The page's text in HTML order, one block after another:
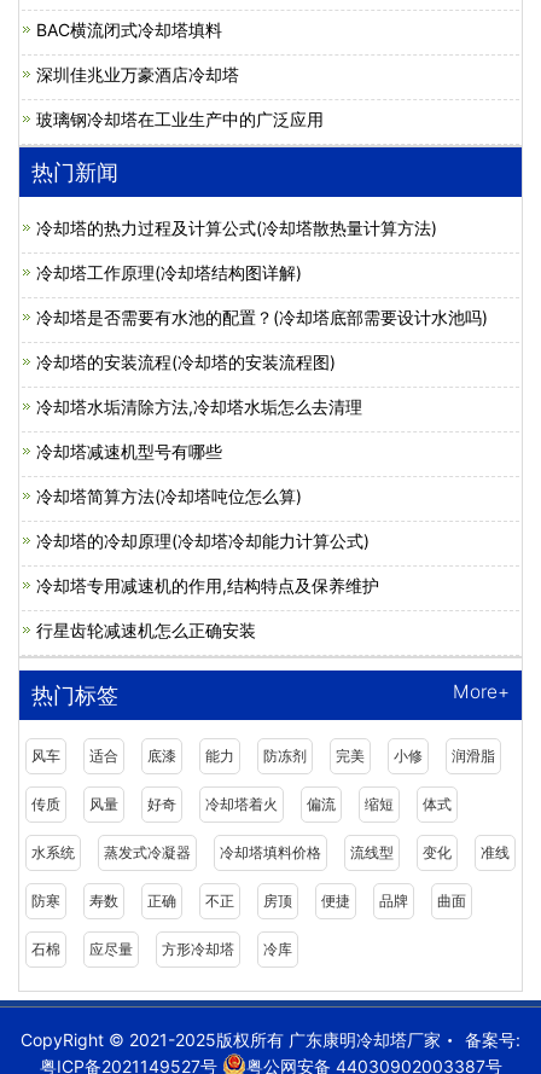
BAC横流闭式冷却塔填料
深圳佳兆业万豪酒店冷却塔
玻璃钢冷却塔在工业生产中的广泛应用
热门新闻
冷却塔的热力过程及计算公式(冷却塔散热量计算方法)
冷却塔工作原理(冷却塔结构图详解)
冷却塔是否需要有水池的配置？(冷却塔底部需要设计水池吗)
冷却塔的安装流程(冷却塔的安装流程图)
冷却塔水垢清除方法,冷却塔水垢怎么去清理
冷却塔减速机型号有哪些
冷却塔简算方法(冷却塔吨位怎么算)
冷却塔的冷却原理(冷却塔冷却能力计算公式)
冷却塔专用减速机的作用,结构特点及保养维护
行星齿轮减速机怎么正确安装
热门标签 More+
风车 适合 底漆 能力 防冻剂 完美 小修 润滑脂
传质 风量 好奇 冷却塔着火 偏流 缩短 体式
水系统 蒸发式冷凝器 冷却塔填料价格 流线型 变化 准线
防寒 寿数 正确 不正 房顶 便捷 品牌 曲面
石棉 应尽量 方形冷却塔 冷库
CopyRight © 2021-2025版权所有 广东康明冷却塔厂家
备案号:
粤ICP备2021149527号
粤公网安备 44030902003387号